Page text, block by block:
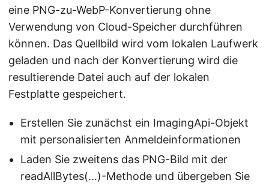
eine PNG-zu-WebP-Konvertierung ohne
Verwendung von Cloud-Speicher durchführen
können. Das Quellbild wird vom lokalen Laufwerk
geladen und nach der Konvertierung wird die
resultierende Datei auch auf der lokalen
Festplatte gespeichert.
Erstellen Sie zunächst ein ImagingApi-Objekt
mit personalisierten Anmeldeinformationen
Laden Sie zweitens das PNG-Bild mit der
readAllBytes(…)-Methode und übergeben Sie